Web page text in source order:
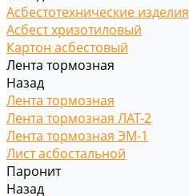
Асбестотехнические изделия
Асбест хризотиловый
Картон асбестовый
Лента тормозная
Назад
Лента тормозная
Лента тормозная ЛАТ-2
Лента тормозная ЭМ-1
Лист асбостальной
Паронит
Назад